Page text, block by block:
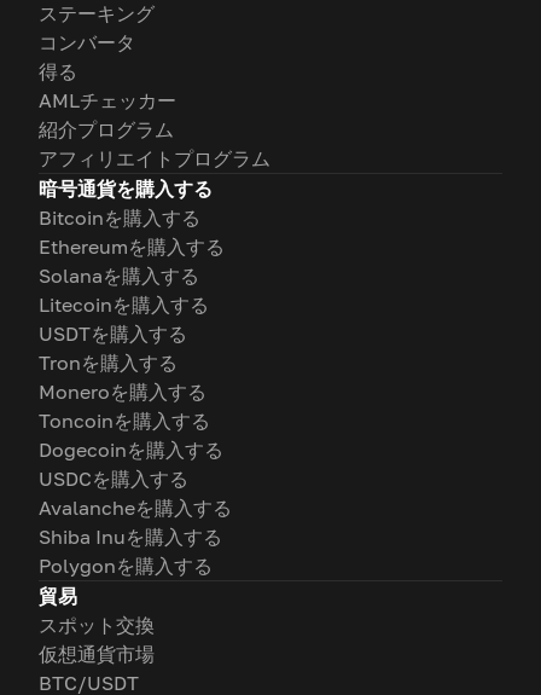
ステーキング
コンバータ
得る
AMLチェッカー
紹介プログラム
アフィリエイトプログラム
暗号通貨を購入する
Bitcoinを購入する
Ethereumを購入する
Solanaを購入する
Litecoinを購入する
USDTを購入する
Tronを購入する
Moneroを購入する
Toncoinを購入する
Dogecoinを購入する
USDCを購入する
Avalancheを購入する
Shiba Inuを購入する
Polygonを購入する
貿易
スポット交換
仮想通貨市場
BTC/USDT